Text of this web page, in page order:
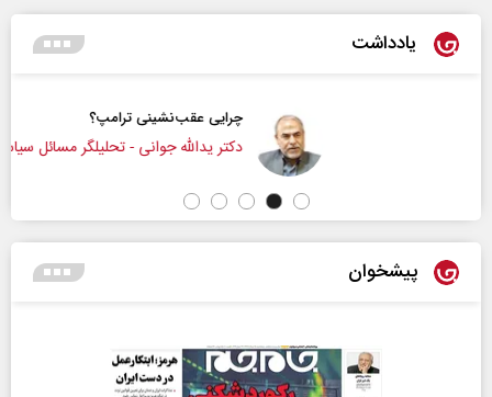
یادداشت
چرایی عقب‌نشینی ترامپ؟
دکتر یدالله جوانی - تحلیلگر مسائل سیاسی
پیشخوان